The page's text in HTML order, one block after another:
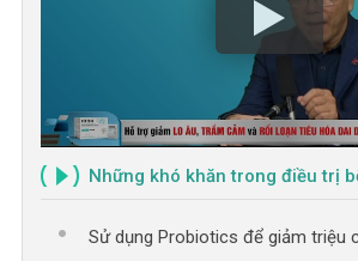
Những khó khăn trong điều trị
Sử dụng Probiotics để giảm triệu